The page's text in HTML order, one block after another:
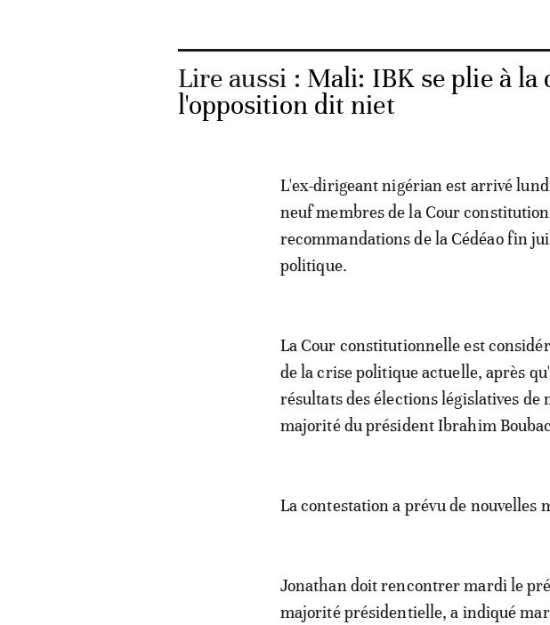
Lire aussi : Mali: IBK se plie à la
l'opposition dit niet
L'ex-dirigeant nigérian est arrivé
neuf membres de la Cour
recommandations de la Cédéao fin
politique.
La Cour constitutionnelle est
de la crise politique actuelle, après
résultats des élections législatives
majorité du président Ibrahim
La contestation a prévu de
Jonathan doit rencontrer mardi le
majorité présidentielle, a indiqué